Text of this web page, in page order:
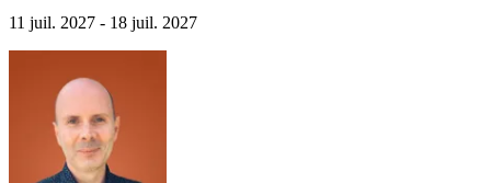
excellence et Graz, somptueux ensemble médiéval, Renaissance et
baroque, le tout dans un somptueux décor naturel estival
11 juil. 2027 - 18 juil. 2027